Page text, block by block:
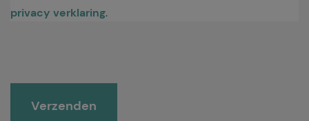
privacy verklaring.